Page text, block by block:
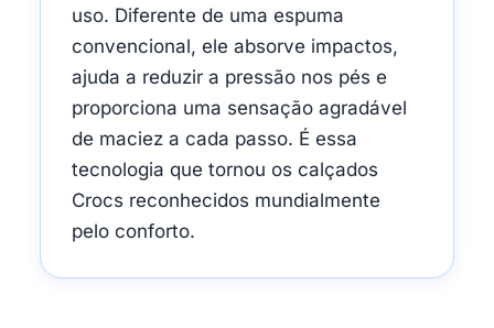
uso. Diferente de uma espuma
convencional, ele absorve impactos,
ajuda a reduzir a pressão nos pés e
proporciona uma sensação agradável
de maciez a cada passo. É essa
tecnologia que tornou os calçados
Crocs reconhecidos mundialmente
pelo conforto.